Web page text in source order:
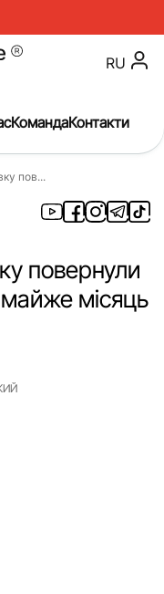
RU
КомандаКонтакти
пов...
повернули
місяць